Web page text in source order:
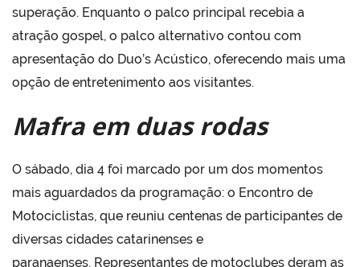
superação. Enquanto o palco principal recebia a
atração gospel, o palco alternativo contou com
apresentação do Duo’s Acústico, oferecendo mais uma
opção de entretenimento aos visitantes.
Mafraem duas rodas
O sábado, dia 4 foi marcado por um dos momentos
mais aguardados da programação: o Encontro de
Motociclistas, que reuniu centenas de participantes de
diversas cidades catarinenses e
paranaenses. Representantes de motoclubes deram as